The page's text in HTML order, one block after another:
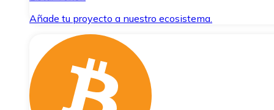
Añade tu proyecto a nuestro ecosistema.